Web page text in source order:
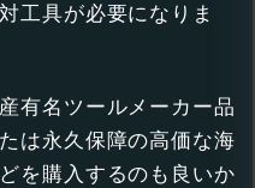
工具が必要になりま
有名ツールメーカー品
は永久保障の高価な海
を購入するのも良いか